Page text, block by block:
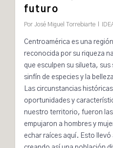
futuro
Por José Miguel Torrebiarte
Centroamérica es una
reconocida por su riqueza
que esculpen su silueta,
sinfín de especies y la
Las circunstancias
oportunidades y
nuestro territorio, fueron
empujaron a hombres y
echar raíces aquí. Esto